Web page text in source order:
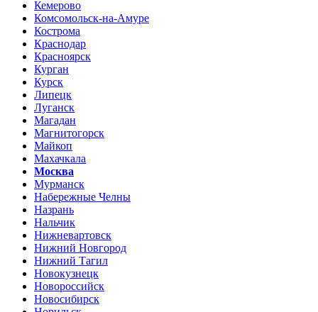
Кемерово
Комсомольск-на-Амуре
Кострома
Краснодар
Красноярск
Курган
Курск
Липецк
Луганск
Магадан
Магнитогорск
Майкоп
Махачкала
Москва
Мурманск
Набережные Челны
Назрань
Нальчик
Нижневартовск
Нижний Новгород
Нижний Тагил
Новокузнецк
Новороссийск
Новосибирск